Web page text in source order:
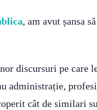
, am avut șansa
discursuri pe
administrație,
cât de similari